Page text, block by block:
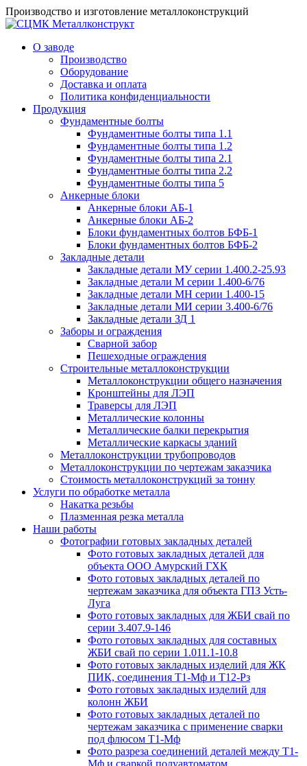
Производство и изготовление металлоконструкций
О заводе
Производство
Оборудование
Доставка и оплата
Политика конфиденциальности
Продукция
Фундаментные болты
Фундаментные болты типа 1.1
Фундаментные болты типа 1.2
Фундаментные болты типа 2.1
Фундаментные болты типа 2.2
Фундаментные болты типа 5
Анкерные блоки
Анкерные блоки АБ-1
Анкерные блоки АБ-2
Блоки фундаментных болтов БФБ-1
Блоки фундаментных болтов БФБ-2
Закладные детали
Закладные детали МУ серии 1.400.2-25.93
Закладные детали М серии 1.400-6/76
Закладные детали МН серии 1.400-15
Закладные детали МИ серии 3.400-6/76
Закладные детали ЗД 1
Заборы и ограждения
Сварной забор
Пешеходные ограждения
Строительные металлоконструкции
Металлоконструкции общего назначения
Кронштейны для ЛЭП
Траверсы для ЛЭП
Металлические колонны
Металлические балки перекрытия
Металлические каркасы зданий
Металлоконструкции трубопроводов
Металлоконструкции по чертежам заказчика
Cтоимость металлоконструкций за тонну
Услуги по обработке металла
Накатка резьбы
Плазменная резка металла
Наши работы
Фотографии готовых закладных деталей
Фото готовых закладных деталей для
объекта ООО Амурский ГХК
Фото готовых закладных деталей по
чертежам заказчика для объекта ГПЗ Усть-
Луга
Фото готовых закладных для ЖБИ свай по
серии 3.407.9-146
Фото готовых закладных для составных
ЖБИ свай по серии 1.011.1-10.8
Фото готовых закладных изделий для ЖК
ПИК, соединения Т1-Мф и Т12-Рз
Фото готовых закладных изделий для
колонн ЖБИ
Фото готовых закладных деталей по
чертежам заказчика с применение сварки
под флюсом Т1-Мф
Фото разреза соединений деталей между Т1-
Мф и сваркой полуавтоматом